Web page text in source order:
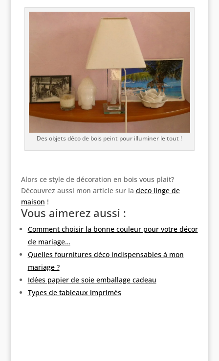
Des objets déco de bois peint pour illuminer le tout !
Alors ce style de décoration en bois vous plait?
Découvrez aussi mon article sur la deco linge de
maison !
Vous aimerez aussi :
Comment choisir la bonne couleur pour votre décor
de mariage…
Quelles fournitures déco indispensables à mon
mariage ?
Idées papier de soie emballage cadeau
Types de tableaux imprimés